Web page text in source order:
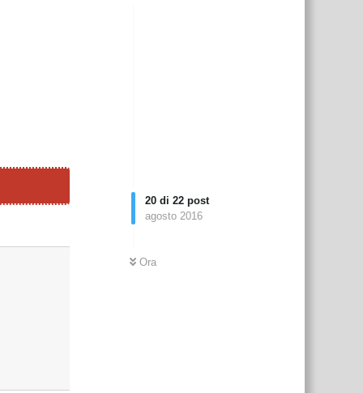
20 di 22 post
agosto 2016
Ora